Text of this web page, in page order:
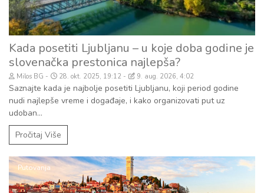
Kada posetiti Ljubljanu – u koje doba godine je
slovenačka prestonica najlepša?
Milos BG 28. okt. 2025, 19:12 9. aug. 2026, 4:02
Saznajte kada je najbolje posetiti Ljubljanu, koji period godine
nudi najlepše vreme i događaje, i kako organizovati put uz
udoban...
Pročitaj Više
Putovanja